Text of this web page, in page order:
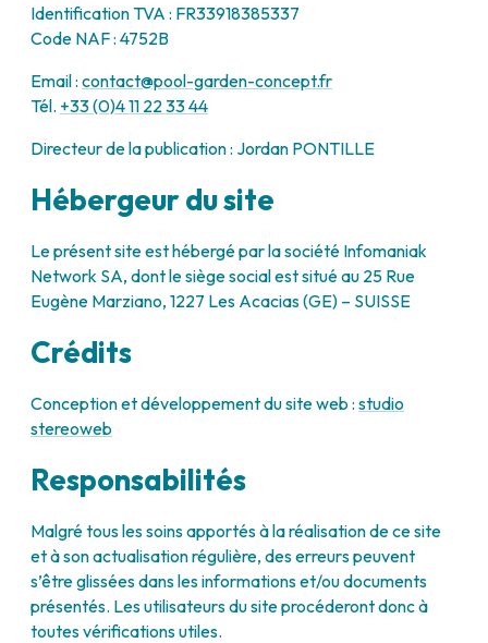
Identification TVA : FR33918385337
Code NAF : 4752B
Email : contact@pool-garden-concept.fr
Tél. +33 (0)4 11 22 33 44
Directeur de la publication : Jordan PONTILLE
Hébergeur du site
Le présent site est hébergé par la société Infomaniak
Network SA, dont le siège social est situé au 25 Rue
Eugène Marziano, 1227 Les Acacias (GE) – SUISSE
Crédits
Conception et développement du site web : studio
stereoweb
Responsabilités
Malgré tous les soins apportés à la réalisation de ce site
et à son actualisation régulière, des erreurs peuvent
s’être glissées dans les informations et/ou documents
présentés. Les utilisateurs du site procéderont donc à
toutes vérifications utiles.